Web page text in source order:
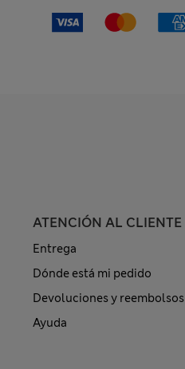
ATENCIÓN AL CLIENTE
Entrega
Dónde está mi pedido
Devoluciones y reembolsos
Ayuda